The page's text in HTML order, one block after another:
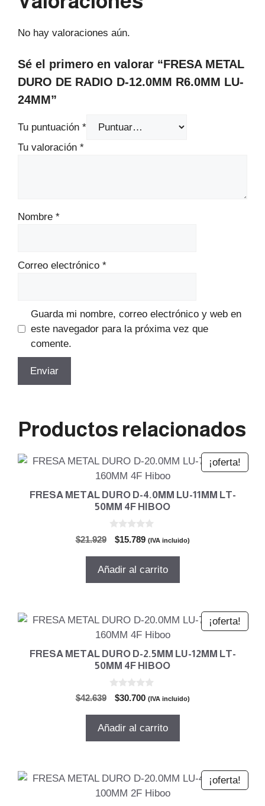
No hay valoraciones aún.
Sé el primero en valorar “FRESA METAL
DURO DE RADIO D-12.0MM R6.0MM LU-
24MM”
Tu puntuación *
Tu valoración *
Nombre *
Correo electrónico *
Guarda mi nombre, correo electrónico y web en
este navegador para la próxima vez que
comente.
Productos relacionados
¡oferta!
FRESA METAL DURO D-4.0MM LU-11MM LT-
50MM 4F HIBOO
$21.929
El
original
$15.789El
actual
(IVA incluido)
Añadir al carrito
¡oferta!
FRESA METAL DURO D-2.5MM LU-12MM LT-
50MM 4F HIBOO
$42.639
El
original
$30.700El
actual
(IVA incluido)
Añadir al carrito
¡oferta!